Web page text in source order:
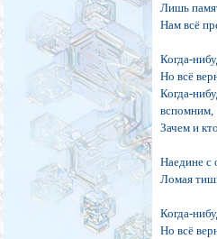
Лишь
Нам всё
Когда-
Но всё
Когда-
вспомним,
Зачем и
Наедине с
Ломая
Когда-
Но всё